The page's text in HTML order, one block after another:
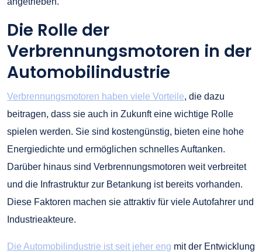
Die Rolle der
Verbrennungsmotoren in der
Automobilindustrie
Verbrennungsmotoren haben viele Vorteile, die dazu
beitragen, dass sie auch in Zukunft eine wichtige Rolle
spielen werden. Sie sind kostengünstig, bieten eine hohe
Energiedichte und ermöglichen schnelles Auftanken.
Darüber hinaus sind Verbrennungsmotoren weit verbreitet
und die Infrastruktur zur Betankung ist bereits vorhanden.
Diese Faktoren machen sie attraktiv für viele Autofahrer und
Industrieakteure.
Die Automobilindustrie ist seit jeher eng mit der Entwicklung